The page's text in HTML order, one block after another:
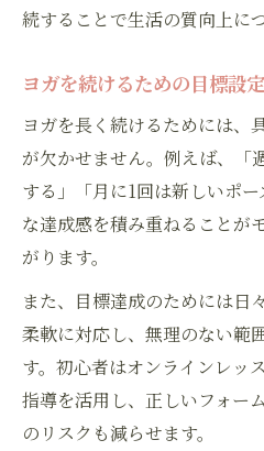
続することで生活の質向上に
ヨガを続けるための目標設
ヨガを長く続けるためには、
が欠かせません。例えば、「
する」「月に1回は新しいポ
な達成感を積み重ねることが
がります。
また、目標達成のためには日
柔軟に対応し、無理のない範
す。初心者はオンラインレッ
指導を活用し、正しいフォー
のリスクも減らせます。